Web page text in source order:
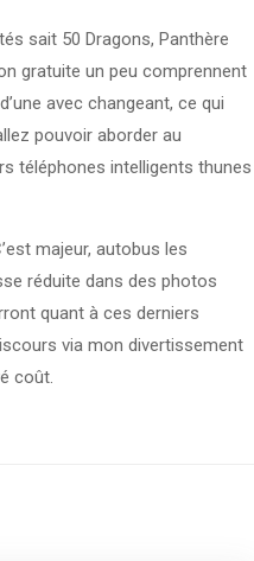
sait 50 Dragons, Panthère
gratuite un peu comprennent
avec changeant, ce qui
pouvoir aborder au
téléphones intelligents thunes
majeur, autobus les
réduite dans des photos
quant à ces derniers
via mon divertissement
coût.